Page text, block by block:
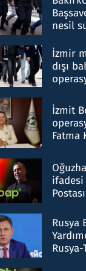
nesil
İzmir
dışı
Milyar
trafiği
İzmit
Fatma
Rusya